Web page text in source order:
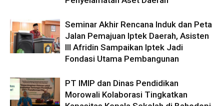
Seminar Akhir Rencana Induk dan Peta
Jalan Pemajuan Iptek Daerah, Asisten
III Afridin Sampaikan Iptek Jadi
Fondasi Utama Pembangunan
PT IMIP dan Dinas Pendidikan
Morowali Kolaborasi Tingkatkan